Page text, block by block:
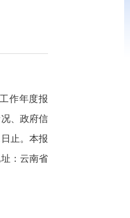
作年度报
、政府信
止。本报
：云南省